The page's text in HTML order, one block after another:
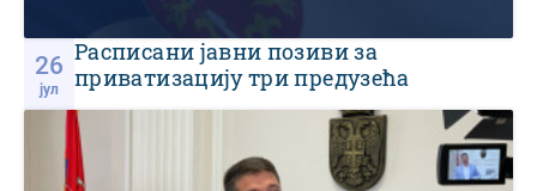
26
јул
Расписани јавни позиви за
приватизацију три предузећа